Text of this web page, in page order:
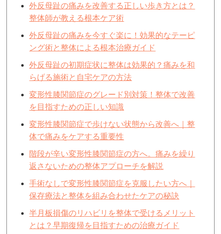
外反母趾の痛みを改善する正しい歩き方とは？
整体師が教える根本ケア術
外反母趾の痛みを今すぐ楽に！効果的なテーピ
ング術と整体による根本治療ガイド
外反母趾の初期症状に整体は効果的？痛みを和
らげる施術と自宅ケアの方法
変形性膝関節症のグレード別対策！整体で改善
を目指すための正しい知識
変形性膝関節症で歩けない状態から改善へ｜整
体で痛みをケアする重要性
階段が辛い変形性膝関節症の方へ。痛みを繰り
返さないための整体アプローチを解説
手術なしで変形性膝関節症を克服したい方へ｜
保存療法と整体を組み合わせたケアの秘訣
半月板損傷のリハビリを整体で受けるメリット
とは？早期復帰を目指すための治療ガイド